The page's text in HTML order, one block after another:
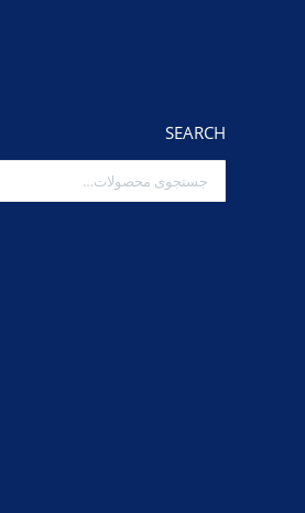
window
windowSEARCH